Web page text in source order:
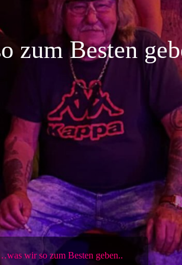
zum Besten
wir so zum Besten geben..